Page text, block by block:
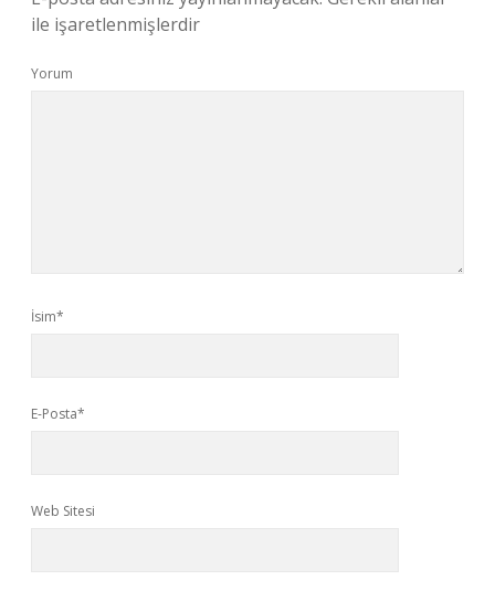
ile işaretlenmişlerdir
Yorum
İsim*
E-Posta*
Web Sitesi